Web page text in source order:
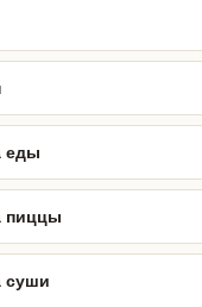
еды
пиццы
суши